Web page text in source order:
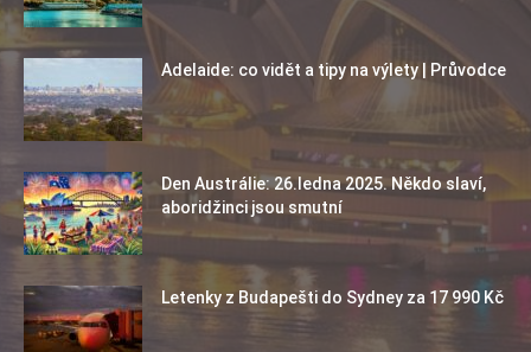
Adelaide: co vidět a tipy na výlety | Průvodce
Den Austrálie: 26.ledna 2025. Někdo slaví,
aboridžinci jsou smutní
Letenky z Budapešti do Sydney za 17 990 Kč